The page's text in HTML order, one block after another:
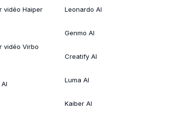
vidéo Haiper
vidéo Virbo
Leonardo AI
Genmo AI
Creatify AI
Luma AI
Kaiber AI